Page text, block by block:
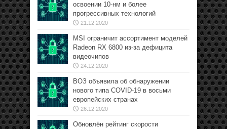
освоении 10-нм и более
прогрессивных технологий
21.12.2020
MSI ограничит ассортимент моделей
Radeon RX 6800 из-за дефицита
видеочипов
24.12.2020
ВОЗ объявила об обнаружении
нового типа COVID-19 в восьми
европейских странах
26.12.2020
Обновлён рейтинг скорости